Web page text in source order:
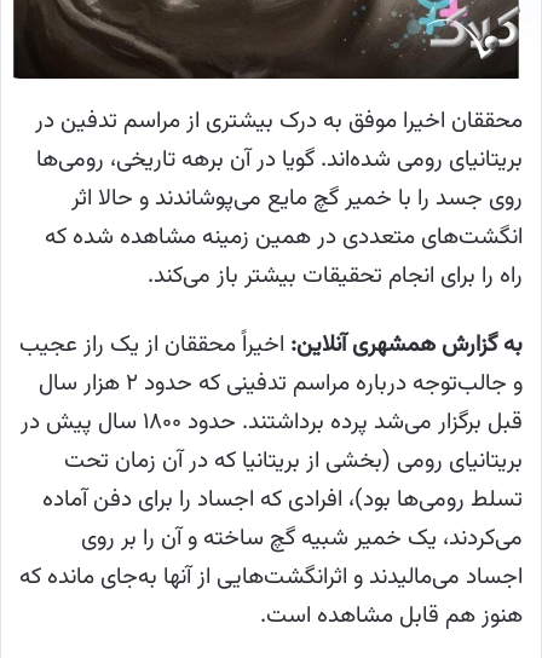
محققان اخیرا موفق به درک بیشتری از مراسم تدفین در
بریتانیای رومی شده‌اند. گویا در آن برهه تاریخی، رومی‌ها
روی جسد را با خمیر گچ مایع می‌پوشاندند و حالا اثر
انگشت‌های متعددی در همین زمینه مشاهده شده که
راه را برای انجام تحقیقات بیشتر باز می‌کند.
به گزارش همشهری آنلاین: اخیراً محققان از یک راز عجیب
و جالب‌توجه درباره مراسم تدفینی که حدود ۲ هزار سال
قبل برگزار می‌شد پرده برداشتند. حدود ۱۸۰۰ سال پیش در
بریتانیای رومی (بخشی از بریتانیا که در آن زمان تحت
تسلط رومی‌ها بود)، افرادی که اجساد را برای دفن آماده
می‌کردند، یک خمیر شبیه گچ ساخته و آن را بر روی
اجساد می‌مالیدند و اثرانگشت‌هایی از آنها به‌جای مانده که
هنوز هم قابل مشاهده است.